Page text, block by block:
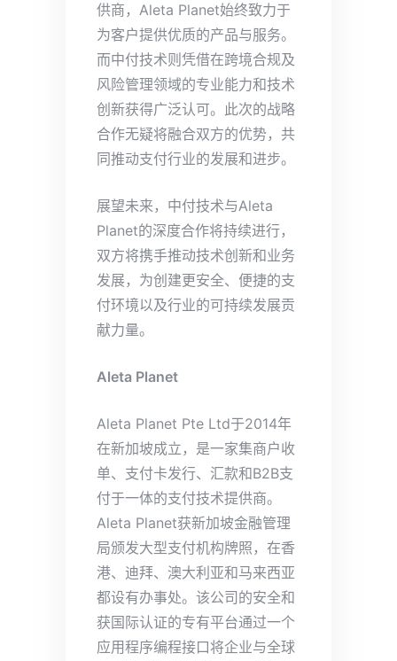
供商，Aleta Planet始终致力于
为客户提供优质的产品与服务。
而中付技术则凭借在跨境合规及
风险管理领域的专业能力和技术
创新获得广泛认可。此次的战略
合作无疑将融合双方的优势，共
同推动支付行业的发展和进步。
展望未来，中付技术与Aleta
Planet的深度合作将持续进行，
双方将携手推动技术创新和业务
发展，为创建更安全、便捷的支
付环境以及行业的可持续发展贡
献力量。
Aleta Planet
Aleta Planet Pte Ltd于2014年
在新加坡成立，是一家集商户收
单、支付卡发行、汇款和B2B支
付于一体的支付技术提供商。
Aleta Planet获新加坡金融管理
局颁发大型支付机构牌照，在香
港、迪拜、澳大利亚和马来西亚
都设有办事处。该公司的安全和
获国际认证的专有平台通过一个
应用程序编程接口将企业与全球